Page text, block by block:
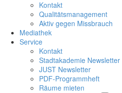
Kontakt
Qualitätsmanagement
Aktiv gegen Missbrauch
Mediathek
Service
Kontakt
Stadtakademie Newsletter
JUST Newsletter
PDF-Programmheft
Räume mieten